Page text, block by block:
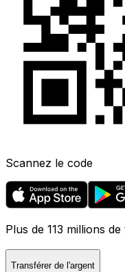
Scannez le code
Plus de 113 millions
Transférer de l'argent